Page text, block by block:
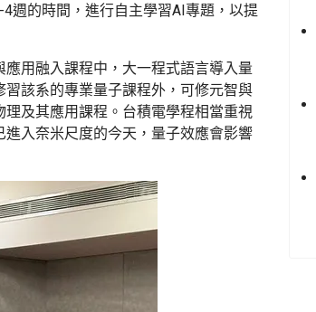
週的時間，進行自主學習AI專題，以提
用融入課程中，大一程式語言導入量
該系的專業量子課程外，可修元智與
及其應用課程。台積電學程相當重視
入奈米尺度的今天，量子效應會影響